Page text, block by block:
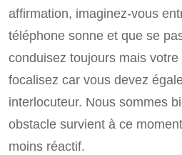
affirmation, imaginez-vous
téléphone sonne et que se
conduisez toujours mais votre
focalisez car vous devez
interlocuteur. Nous sommes
obstacle survient à ce
moins réactif.